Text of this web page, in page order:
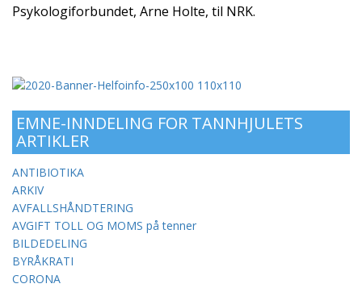
Psykologiforbundet, Arne Holte, til NRK.
EMNE-INNDELING FOR TANNHJULETS
ARTIKLER
ANTIBIOTIKA
ARKIV
AVFALLSHÅNDTERING
AVGIFT TOLL OG MOMS på tenner
BILDEDELING
BYRÅKRATI
CORONA